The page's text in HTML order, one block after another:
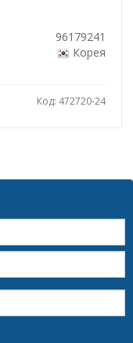
96179241
Корея
Код: 472720-24